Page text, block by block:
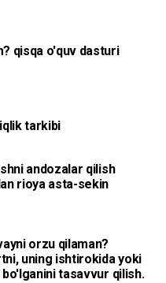
qisqa o'quv dasturi
tarkibi
andozalar qilish
rioya asta-sekin
orzu qilaman?
uning ishtirokida yoki
tasavvur qilish.